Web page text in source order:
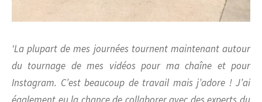
‘La plupart de mes journées tournent maintenant autour
du tournage de mes vidéos pour ma chaîne et pour
Instagram. C’est beaucoup de travail mais j’adore ! J’ai